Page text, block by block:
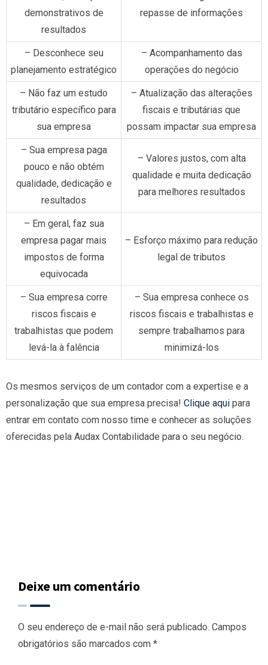
demonstrativos de
resultados
repasse de informações
– Desconhece seu
planejamento estratégico
– Acompanhamento das
operações do negócio
– Não faz um estudo
tributário específico para
sua empresa
– Atualização das alterações
fiscais e tributárias que
possam impactar sua empresa
– Sua empresa paga
pouco e não obtém
qualidade, dedicação e
resultados
– Valores justos, com alta
qualidade e muita dedicação
para melhores resultados
– Em geral, faz sua
empresa pagar mais
impostos de forma
equivocada
– Esforço máximo para redução
legal de tributos
– Sua empresa corre
riscos fiscais e
trabalhistas que podem
levá-la à falência
– Sua empresa conhece os
riscos fiscais e trabalhistas e
sempre trabalhamos para
minimizá-los
Os mesmos serviços de um contador com a expertise e a
personalização que sua empresa precisa! Clique aqui para
entrar em contato com nosso time e conhecer as soluções
oferecidas pela Audax Contabilidade para o seu negócio.
Deixe um comentário
O seu endereço de e-mail não será publicado. Campos
obrigatórios são marcados com *